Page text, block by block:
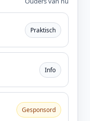
Praktisch
Info
Gesponsord